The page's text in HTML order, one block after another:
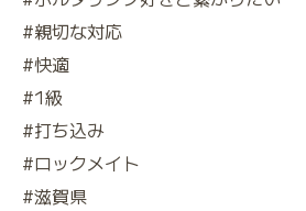
#親切な対応
#快適
#1級
#打ち込み
#ロックメイト
#滋賀県